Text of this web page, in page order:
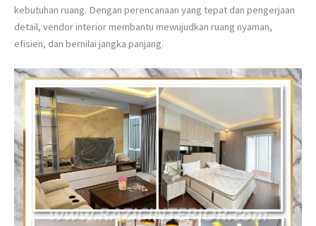
kebutuhan ruang. Dengan perencanaan yang tepat dan pengerjaan
detail, vendor interior membantu mewujudkan ruang nyaman,
efisien, dan bernilai jangka panjang.